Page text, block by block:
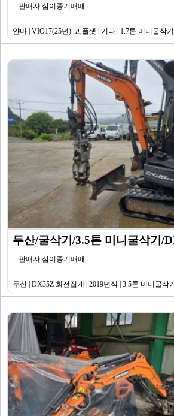
판매자 삼이중기매매
얀마 | VIO17(25년) 코,풀셋 | 기타 | 1.7톤 미니굴삭기
판매자 삼이중기매매
두산 | DX35Z 회전집게 | 2019년식 | 3.5톤 미니굴삭기